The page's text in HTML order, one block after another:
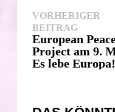
VORHERIGER
BEITRAG
European
Project am 9.
Es lebe Europa!